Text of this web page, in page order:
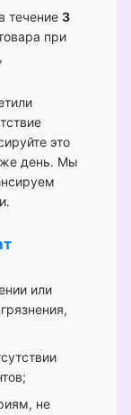
течение 3
при
это
же день. Мы
или
не